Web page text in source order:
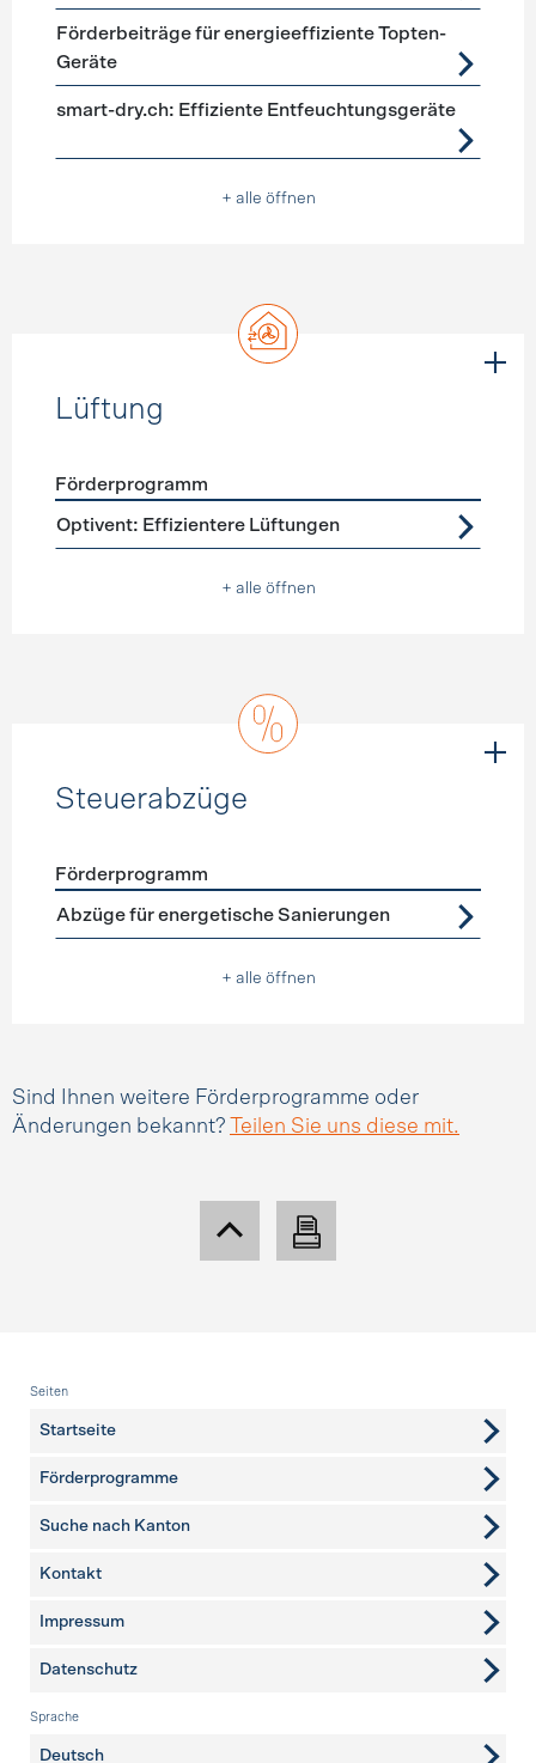
Förderbeiträge für energieeffiziente Topten-
Geräte
smart-dry.ch: Effiziente Entfeuchtungsgeräte
+ alle öffnen
Lüftung
Förderprogramme Lüftung
Förderprogramm
Optivent: Effizientere Lüftungen
+ alle öffnen
Steuerabzüge
Förderprogramme Steuerabzüge
Förderprogramm
Abzüge für energetische Sanierungen
+ alle öffnen
Sind Ihnen weitere Förderprogramme oder
Änderungen bekannt?
Teilen Sie uns diese mit.
Fusszeile
Seiten
Startseite
Förderprogramme
Suche nach Kanton
weitere Seiten
Kontakt
Impressum
Datenschutz
Sprache
Deutsch